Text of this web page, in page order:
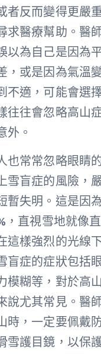
者反而變得更嚴
求醫療幫助。醫
以為自己是因為
，或是因為氣溫
不適，可能會選
往往會忽略高山
外。
也常常忽略眼睛
雪盲症的風險，
暫失明。這是因
，直視雪地就像
這樣強烈的光線
盲症的症狀包括
模糊等，對於高
說尤其常見。醫
時，一定要佩戴
雪護目鏡，以保